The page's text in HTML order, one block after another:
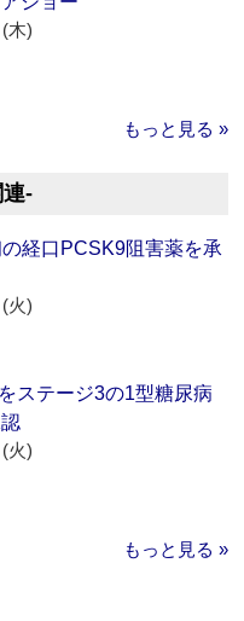
木)
もっと見る »
‐
経口PCSK9阻害薬を承
火)
ステージ3の1型糖尿病
火)
もっと見る »